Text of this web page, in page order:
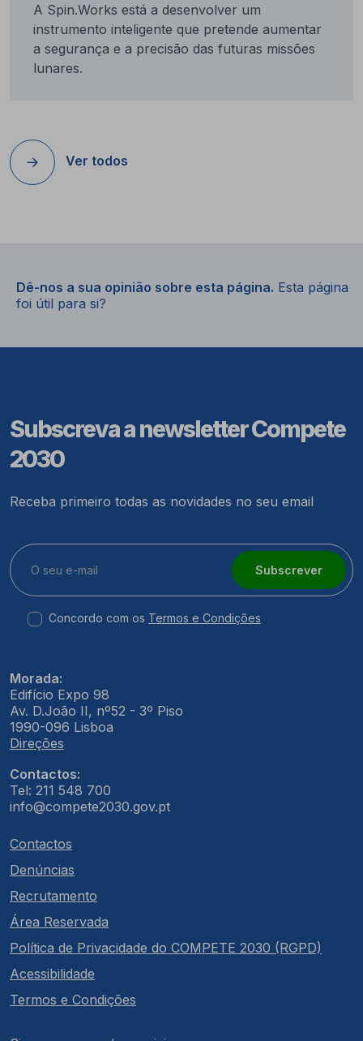
A Spin.Works está a desenvolver um
instrumento inteligente que pretende aumentar
a segurança e a precisão das futuras missões
lunares.
Ver todos
Dê-nos a sua opinião sobre esta página. Esta página
foi útil para si?
Subscreva a newsletter Compete
2030
Receba primeiro todas as novidades no seu email
Subscrever
Concordo com os Termos e Condições
Morada:
Edifício Expo 98
Av. D.João II, nº52 - 3º Piso
1990-096 Lisboa
Direções
Contactos:
Tel: 211 548 700
info@compete2030.gov.pt
Contactos
Denúncias
Recrutamento
Área Reservada
Política de Privacidade do COMPETE 2030 (RGPD)
Acessibilidade
Termos e Condições